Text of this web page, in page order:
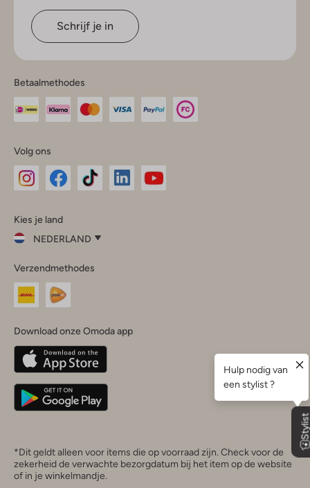
Schrijf je in
Betaalmethodes
Volg ons
InstagramFacebook
Kies je land
NEDERLAND
je
land
Nederland
Belgique(Français)
Deutschland
Verzendmethodes
Download onze Omoda app
*Dit geldt alleen voor items die op voorraad zijn. Check voor de
zekerheid de verwachte bezorgdatum bij het item op de website
of in je winkelmandje.